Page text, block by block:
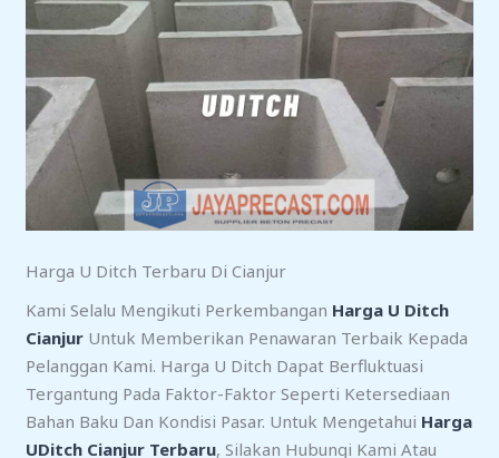
Harga U Ditch Terbaru Di Cianjur
Kami Selalu Mengikuti Perkembangan Harga U Ditch
Cianjur Untuk Memberikan Penawaran Terbaik Kepada
Pelanggan Kami. Harga U Ditch Dapat Berfluktuasi
Tergantung Pada Faktor-Faktor Seperti Ketersediaan
Bahan Baku Dan Kondisi Pasar. Untuk Mengetahui Harga
UDitch Cianjur Terbaru, Silakan Hubungi Kami Atau